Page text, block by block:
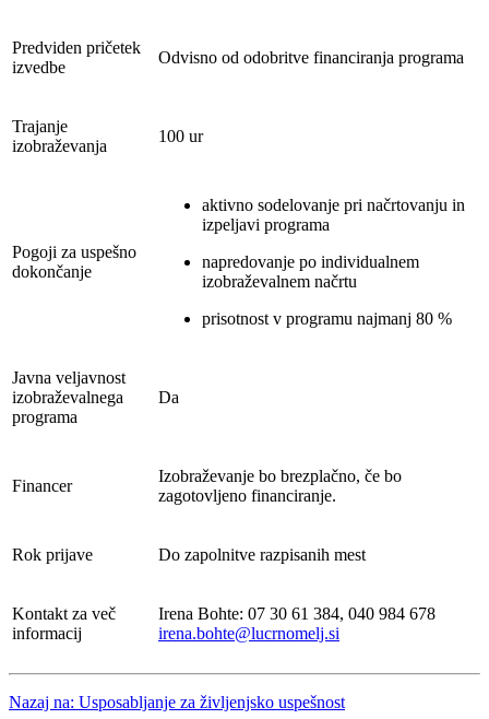
Predviden pričetek
izvedbe
Odvisno od odobritve financiranja programa
Trajanje
izobraževanja
100 ur
Pogoji za uspešno
dokončanje
aktivno sodelovanje pri načrtovanju in
izpeljavi programa
napredovanje po individualnem
izobraževalnem načrtu
prisotnost v programu najmanj 80 %
Javna veljavnost
izobraževalnega
programa
Da
Financer
Izobraževanje bo brezplačno, če bo
zagotovljeno financiranje.
Rok prijave Do zapolnitve razpisanih mest
Kontakt za več
informacij
Irena Bohte: 07 30 61 384, 040 984 678
irena.bohte@lucrnomelj.si
Nazaj na: Usposabljanje za življenjsko uspešnost